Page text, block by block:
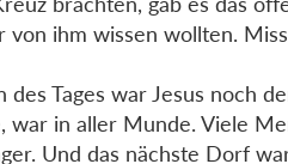
von ihm wissen wollten.
des Tages war Jesus noch
war in aller Munde. Viele
Und das nächste Dorf